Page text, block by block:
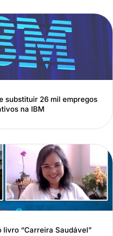
substituir 26 mil empregos
na IBM
livro “Carreira Saudável”